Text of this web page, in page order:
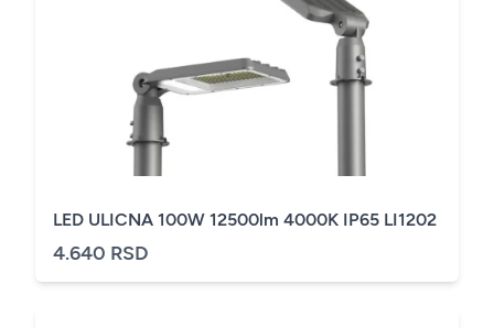
LED ULICNA 100W 12500lm 4000K IP65 LI1202
4.640 RSD